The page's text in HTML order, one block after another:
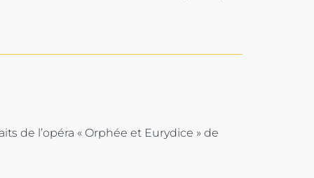
de l’opéra « Orphée et Eurydice » de